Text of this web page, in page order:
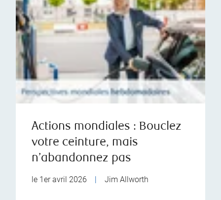
Actions mondiales : Bouclez
votre ceinture, mais
n’abandonnez pas
le 1er avril 2026 | Jim Allworth